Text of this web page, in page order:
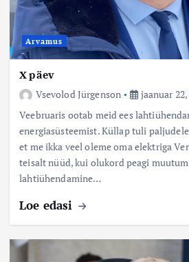
Arvamus
X päev
Vsevolod Jürgenson
jaanuar 22,
Veebruaris ootab meid ees
energiasüsteemist. Küllap tuli
et me ikka veel oleme oma elektriga
teisalt nüüd, kui olukord peagi
lahtiühendamine…
Loe edasi